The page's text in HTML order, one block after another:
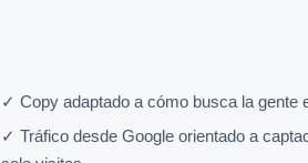
✓ Copy adaptado a cómo busca la gente
✓ Tráfico desde Google orientado a